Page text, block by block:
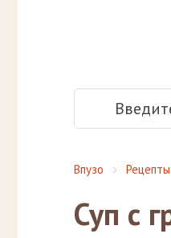
Впузо
Суп с